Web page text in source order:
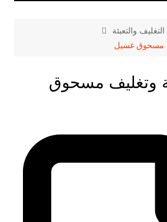
والتعبئة
مسحوق غسيل
وتغليف مسحوق